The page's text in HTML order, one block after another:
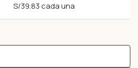
S/39.83 cada una